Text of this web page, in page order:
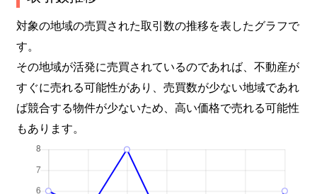
対象の地域の売買された取引数の推移を表したグラフで
す。
その地域が活発に売買されているのであれば、不動産が
すぐに売れる可能性があり、売買数が少ない地域であれ
ば競合する物件が少ないため、高い価格で売れる可能性
もあります。